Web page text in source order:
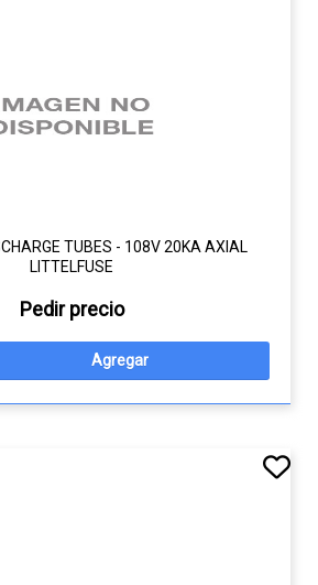
TUBES - 108V 20KA AXIAL
LITTELFUSE
Pedir precio